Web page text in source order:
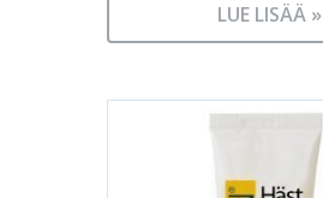
LUE LISÄÄ »